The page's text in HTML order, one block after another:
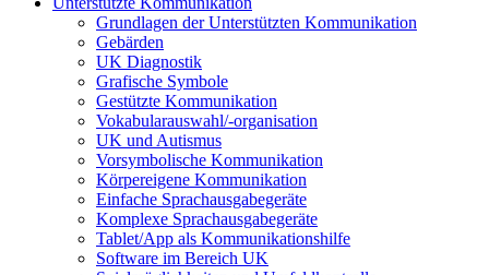
Grundlagen der Unterstützten Kommunikation
Gebärden
UK Diagnostik
Grafische Symbole
Gestützte Kommunikation
Vokabularauswahl/-organisation
UK und Autismus
Vorsymbolische Kommunikation
Körpereigene Kommunikation
Einfache Sprachausgabegeräte
Komplexe Sprachausgabegeräte
Tablet/App als Kommunikationshilfe
Software im Bereich UK